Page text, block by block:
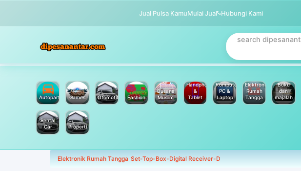
Jual Pulsa KamuMulai Jual Hubungi Kami
Autoparts Games Otomotif Fashion
Busana
Muslim
Handphone
&
Tablet
Komputer
PC &
Laptop
Elektronik
Rumah
Tangga
Buku
dan
majalah
Rental
Car
Properti
Elektronik Rumah Tangga Set-Top-Box-Digital Receiver-D